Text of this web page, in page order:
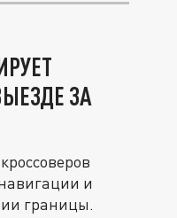
ЗА
и
границы.